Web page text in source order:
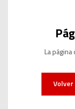
La